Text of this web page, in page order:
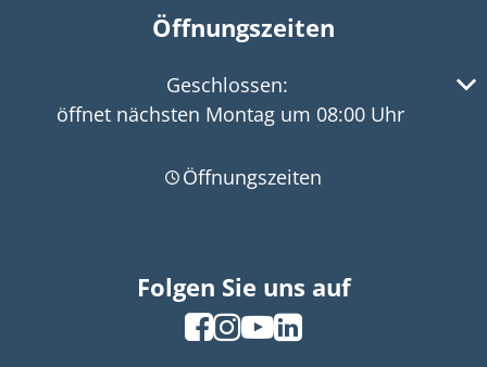
Öffnungszeiten
Klicken, um weitere Öffnungs- oder Schließzeiten
Geschlossen:
öffnet nächsten Montag um 08:00 Uhr
Öffnungszeiten
Folgen Sie uns auf